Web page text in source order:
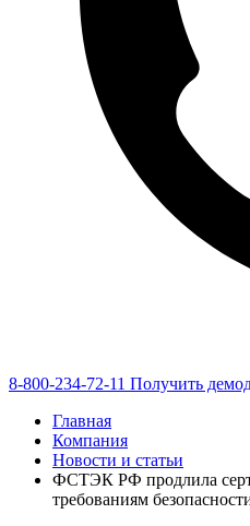
8-800-234-72-11 Получить
Главная
Компания
Новости и статьи
ФСТЭК РФ продлила
требованиям